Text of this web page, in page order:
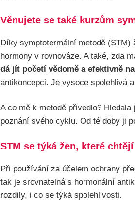
Věnujete se také kurzům
Díky symptotermální metodě
hormony v rovnováze. A také, zda
dá jít početí vědomě a efektivně
antikoncepci. Je vysoce spolehlivá
A co mě k metodě přivedlo?
poznání svého cyklu. Od té doby ji
STM se týká žen, které
Při používání za účelem ochrany
tak je srovnatelná s hormonální
rozdíly, i co se týká spolehlivosti.